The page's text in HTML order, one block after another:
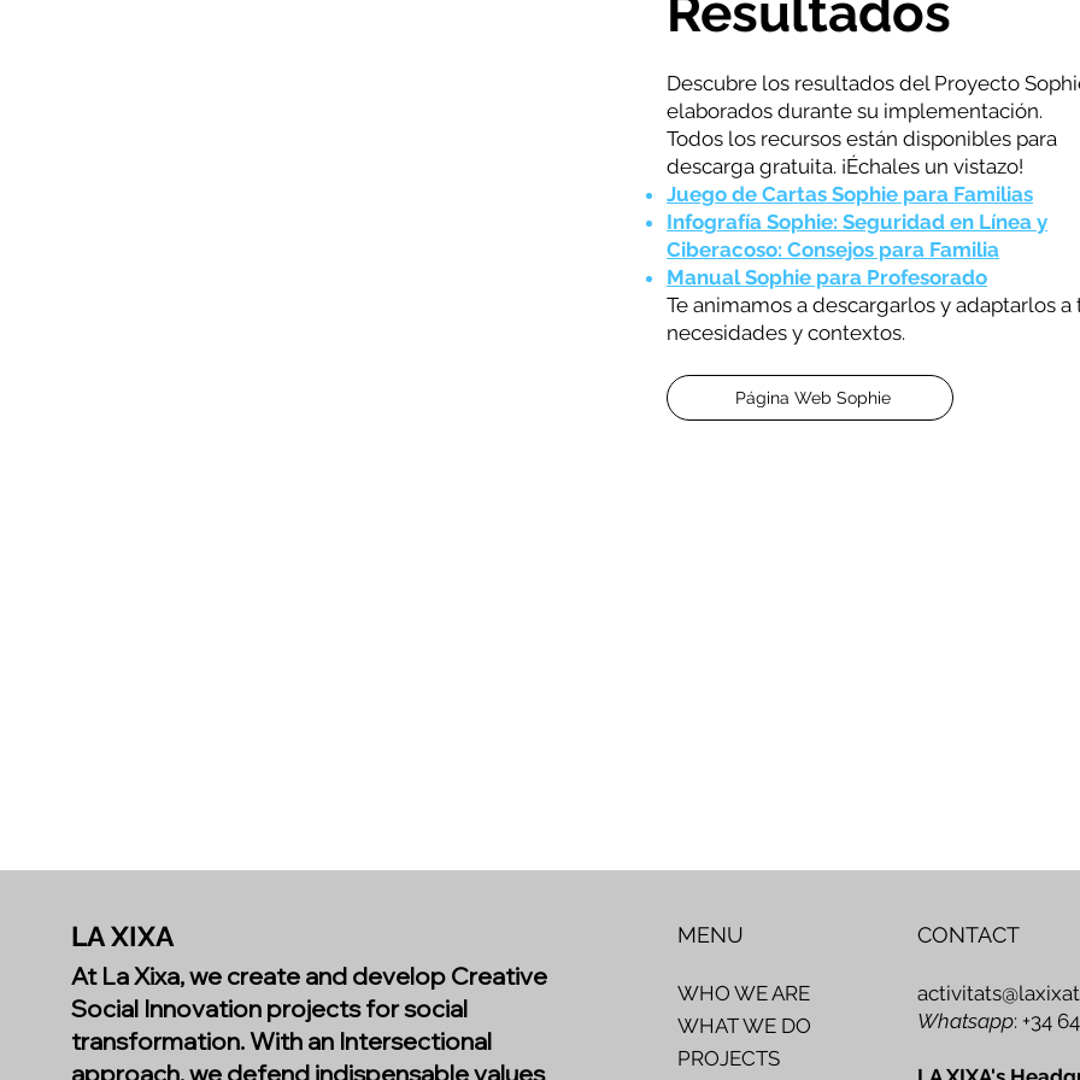
Descubre los resultados del Proyecto
elaborados durante su implementación.
Todos los recursos están disponibles para
descarga gratuita. ¡Échales un vistazo!
Juego de Cartas Sophie para Familias
Infografía Sophie: Seguridad en Línea y
Ciberacoso: Consejos para Familia
Manual Sophie para Profesorado
Te animamos a descargarlos y adaptarlos a
necesidades y contextos.
Página Web Sophie
LA XIXA
At La Xixa, we create and develop Creative
Social Innovation projects for social
transformation. With an Intersectional
approach, we defend indispensable values
WHO WE ARE
WHAT WE DO
PROJECTS
MENU CONTACT
Whatsapp: +34